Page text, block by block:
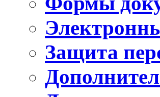
Защита